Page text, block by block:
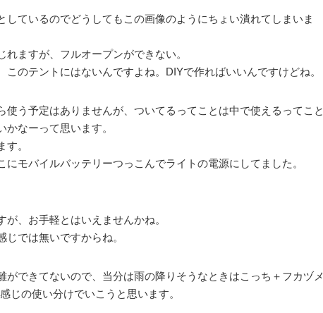
ているのでどうしてもこの画像のようにちょい潰れてしまいま
ますが、フルオープンができない。
のテントにはないんですよね。DIYで作ればいいんですけどね。
う予定はありませんが、ついてるってことは中で使えるってこと
なーって思います。
。
モバイルバッテリーつっこんでライトの電源にしてました。
、お手軽とはいえませんかね。
では無いですからね。
できてないので、当分は雨の降りそうなときはこっち＋フカヅメ
じの使い分けでいこうと思います。